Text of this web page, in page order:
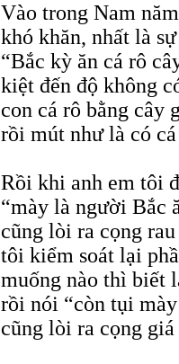
Vào trong Nam
khó khăn, nhất là
“Bắc kỳ ăn cá rô
kiệt đến độ không
con cá rô bằng cây
rồi mút như là có
Rồi khi anh em tôi
“mày là người Bắc
cũng lòi ra cọng
tôi kiểm soát lại
muống nào thì biết
rồi nói “còn tụi
cũng lòi ra cọng